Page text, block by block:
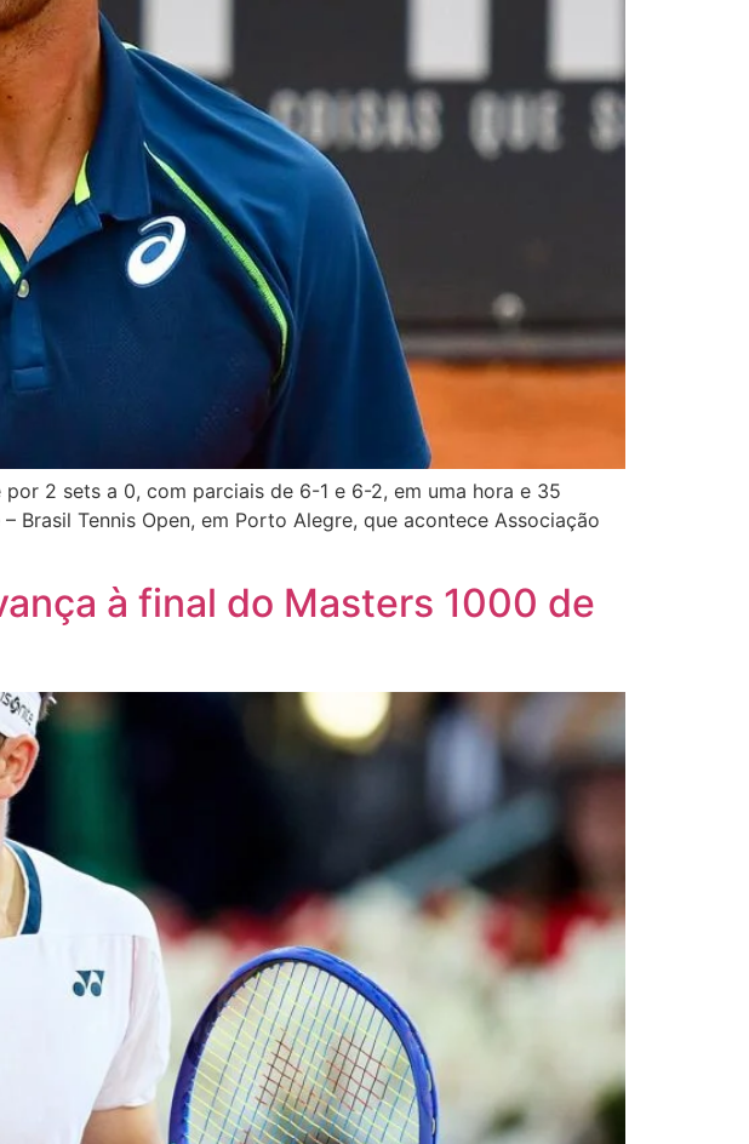
2 sets a 0, com parciais de 6-1 e 6-2, em uma hora e 35
Tennis Open, em Porto Alegre, que acontece Associação
à final do Masters 1000 de